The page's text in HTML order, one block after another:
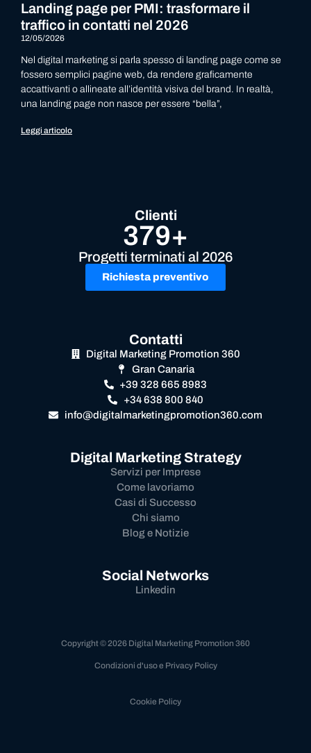
Landing page per PMI: trasformare il
traffico in contatti nel 2026
12/05/2026
Nel digital marketing si parla spesso di landing page come se
fossero semplici pagine web, da rendere graficamente
accattivanti o allineate all’identità visiva del brand. In realtà,
una landing page non nasce per essere “bella”,
Leggi articolo
Clienti
379+
Progetti terminati al 2026
Richiesta preventivo
Contatti
Digital Marketing Promotion 360
Gran Canaria
+39 328 665 8983
+34 638 800 840
info@digitalmarketingpromotion360.com
Digital Marketing Strategy
Servizi per Imprese
Come lavoriamo
Casi di Successo
Chi siamo
Blog e Notizie
Social Networks
Linkedin
Copyright © 2026 Digital Marketing Promotion 360
Condizioni d'uso e Privacy Policy
Cookie Policy